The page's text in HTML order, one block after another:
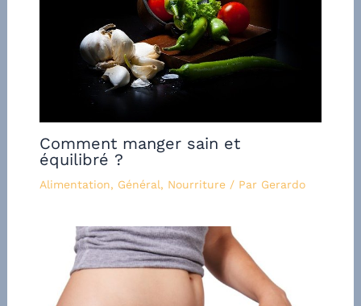
Comment manger sain et
équilibré ?
Alimentation, Général, Nourriture/ Par Gerardo